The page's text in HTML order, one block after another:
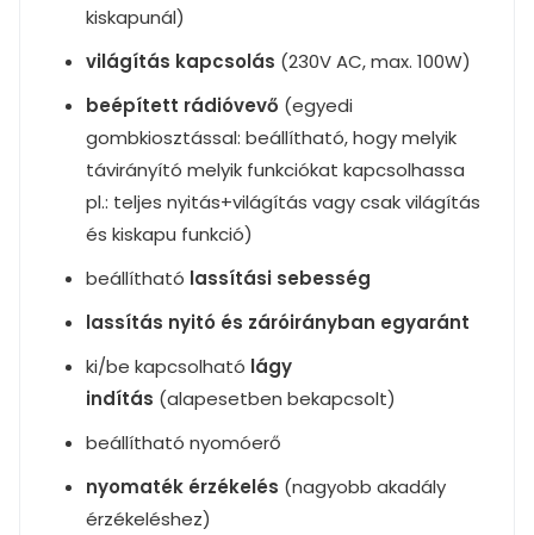
kiskapunál)
világítás kapcsolás (230V AC, max. 100W)
beépített rádióvevő (egyedi
gombkiosztással: beállítható, hogy melyik
távirányító melyik funkciókat kapcsolhassa
pl.: teljes nyitás+világítás vagy csak világítás
és kiskapu funkció)
beállítható lassítási sebesség
lassítás nyitó és záróirányban egyaránt
ki/be kapcsolható lágy
indítás (alapesetben bekapcsolt)
beállítható nyomóerő
nyomaték érzékelés (nagyobb akadály
érzékeléshez)